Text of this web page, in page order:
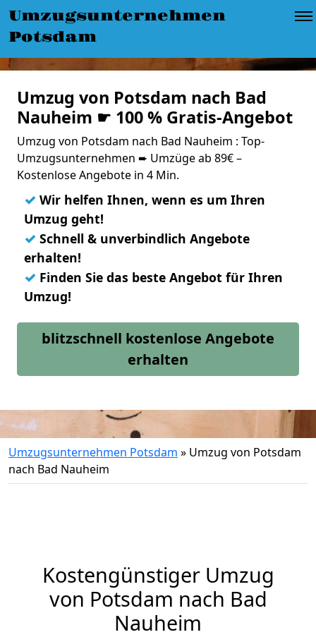
Umzugsunternehmen
Potsdam
Umzug von Potsdam nach Bad
Nauheim ☛ 100 % Gratis-Angebot
Umzug von Potsdam nach Bad Nauheim : Top-
Umzugsunternehmen ➨ Umzüge ab 89€ –
Kostenlose Angebote in 4 Min.
✓ Wir helfen Ihnen, wenn es um Ihren
Umzug geht!
✓ Schnell & unverbindlich Angebote
erhalten!
✓ Finden Sie das beste Angebot für Ihren
Umzug!
blitzschnell kostenlose Angebote
erhalten
Umzugsunternehmen Potsdam » Umzug von Potsdam
nach Bad Nauheim
Kostengünstiger Umzug
von Potsdam nach Bad
Nauheim